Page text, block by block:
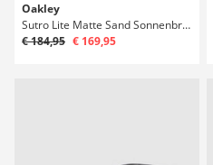
Oakley
Sutro Lite Matte Sand Sonnenbrille
€ 184,95 € 169,95